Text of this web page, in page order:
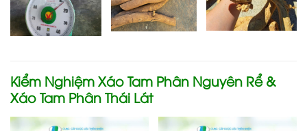
Kiểm Nghiệm Xáo Tam Phân Nguyên Rể &
Xáo Tam Phân Thái Lát